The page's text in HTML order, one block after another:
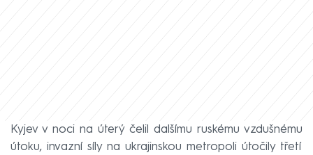
Kyjev v noci na úterý čelil dalšímu ruskému vzdušnému
útoku, invazní síly na ukrajinskou metropoli útočily třetí